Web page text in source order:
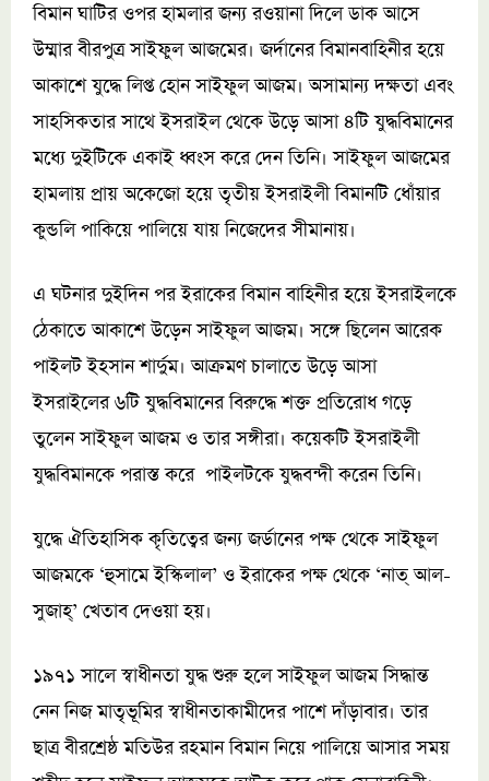
বিমান ঘাটির ওপর হামলার জন্য রওয়ানা দিলে ডাক আসে
উম্মার বীরপুত্র সাইফুল আজমের। জর্দানের বিমানবাহিনীর হয়ে
আকাশে যুদ্ধে লিপ্ত হোন সাইফুল আজম। অসামান্য দক্ষতা এবং
সাহসিকতার সাথে ইসরাইল থেকে উড়ে আসা ৪টি যুদ্ধবিমানের
মধ্যে দুইটিকে একাই ধ্বংস করে দেন তিনি। সাইফুল আজমের
হামলায় প্রায় অকেজো হয়ে তৃতীয় ইসরাইলী বিমানটি ধোঁয়ার
কুন্ডলি পাকিয়ে পালিয়ে যায় নিজেদের সীমানায়।
এ ঘটনার দুইদিন পর ইরাকের বিমান বাহিনীর হয়ে ইসরাইলকে
ঠেকাতে আকাশে উড়েন সাইফুল আজম। সঙ্গে ছিলেন আরেক
পাইলট ইহসান শার্দুম। আক্রমণ চালাতে উড়ে আসা
ইসরাইলের ৬টি যুদ্ধবিমানের বিরুদ্ধে শক্ত প্রতিরোধ গড়ে
তুলেন সাইফুল আজম ও তার সঙ্গীরা। কয়েকটি ইসরাইলী
যুদ্ধবিমানকে পরাস্ত করে পাইলটকে যুদ্ধবন্দী করেন তিনি।
যুদ্ধে ঐতিহাসিক কৃতিত্বের জন্য জর্ডানের পক্ষ থেকে সাইফুল
আজমকে ‘হুসামে ইস্কিলাল’ ও ইরাকের পক্ষ থেকে ‘নাত্‌ আল-
সুজাহ্‌’ খেতাব দেওয়া হয়।
১৯৭১ সালে স্বাধীনতা যুদ্ধ শুরু হলে সাইফুল আজম সিদ্ধান্ত
নেন নিজ মাতৃভূমির স্বাধীনতাকামীদের পাশে দাঁড়াবার। তার
ছাত্র বীরশ্রেষ্ঠ মতিউর রহমান বিমান নিয়ে পালিয়ে আসার সময়